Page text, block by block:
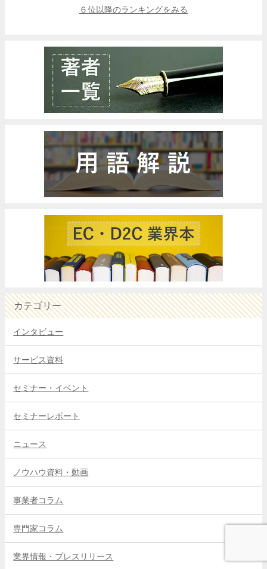
６位以降のランキングをみる
カテゴリー
インタビュー
サービス資料
セミナー・イベント
セミナーレポート
ニュース
ノウハウ資料・動画
事業者コラム
専門家コラム
業界情報・プレスリリース